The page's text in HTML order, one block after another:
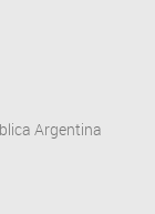
Argentina